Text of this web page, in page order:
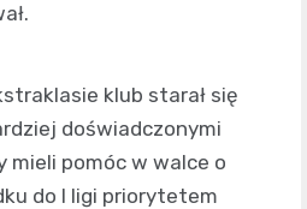
klub starał się
doświadczonymi
mieli pomóc w walce o
do I ligi priorytetem